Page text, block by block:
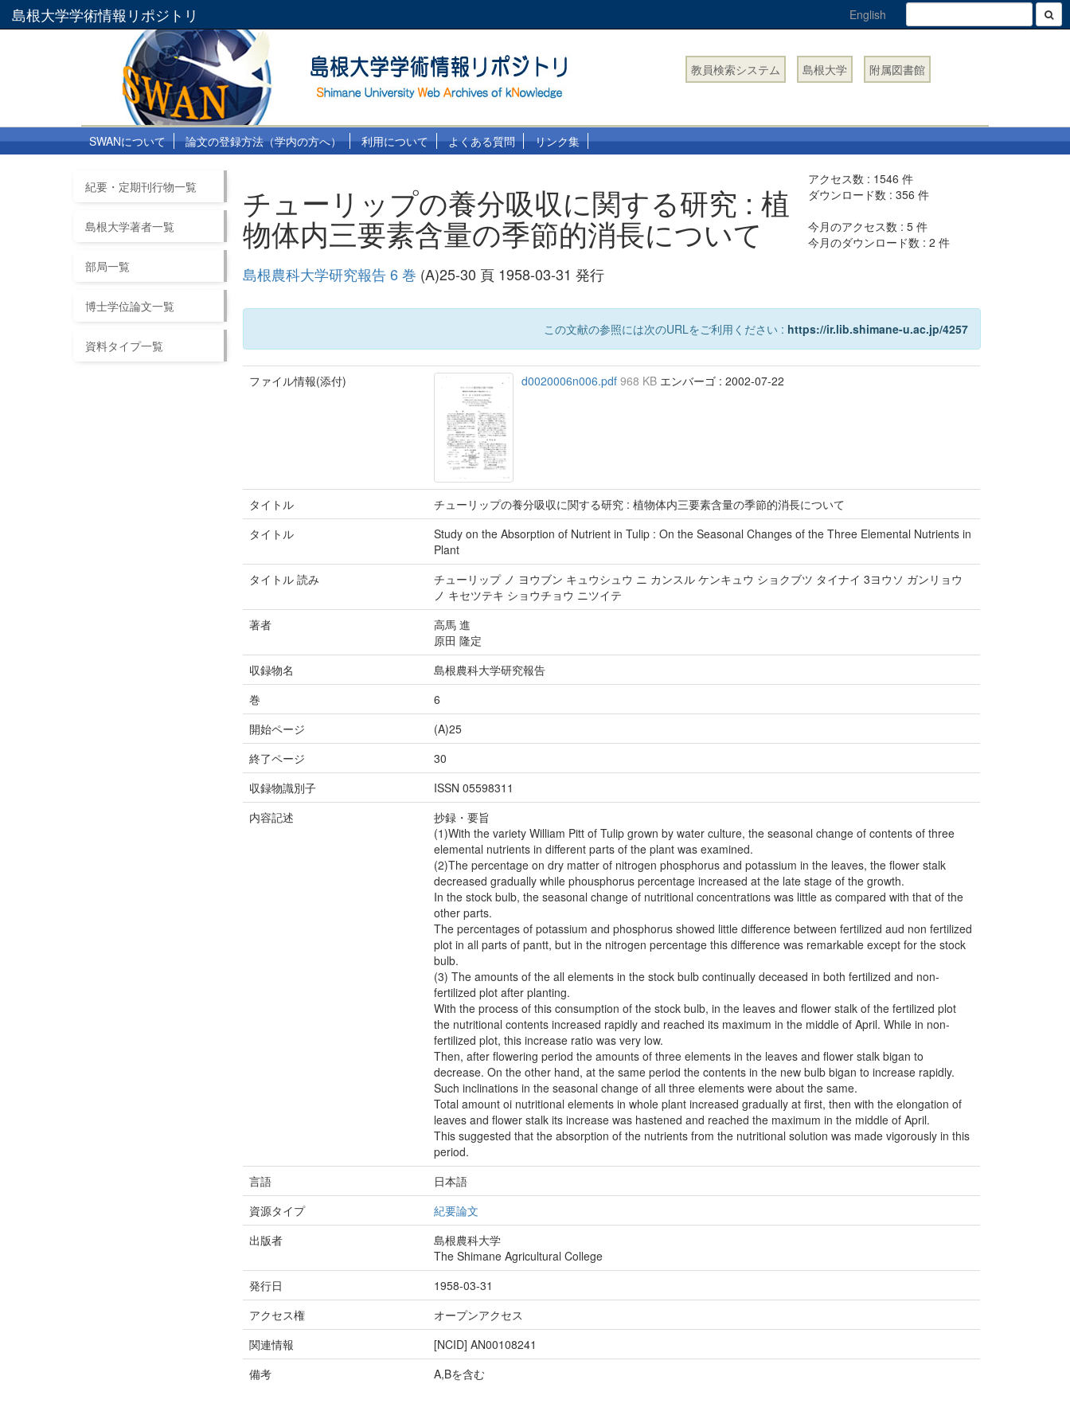
島根大学学術情報リポジトリ English
教員検索システム 島根大学 附属図書館
SWANについて 論文の登録方法（学内の方へ） 利用について よくある質問 リンク集
紀要・定期刊行物一覧
島根大学著者一覧
部局一覧
博士学位論文一覧
資料タイプ一覧
チューリップの養分吸収に関する研究 : 植
物体内三要素含量の季節的消長について
島根農科大学研究報告 6 巻 (A)25-30 頁 1958-03-31 発行
アクセス数 : 1546 件
ダウンロード数 :356 件
今月のアクセス数 :5 件
今月のダウンロード数 :2 件
この文献の参照には次のURLをご利用ください : https://ir.lib.shimane-u.ac.jp/4257
ファイル情報(添付) d0020006n006.pdf968 KB エンバーゴ : 2002-07-22
タイトル
チューリップの養分吸収に関する研究 : 植物体内三要素含量の季節的消長について
タイトル
Study on the Absorption of Nutrient in Tulip : On the Seasonal Changes of the Three Elemental Nutrients in
Plant
タイトル 読み
チューリップ ノ ヨウブン キュウシュウ ニ カンスル ケンキュウ ショクブツ タイナイ 3ヨウソ ガンリョウ
ノ キセツテキ ショウチョウ ニツイテ
著者
高馬 進
原田 隆定
収録物名
島根農科大学研究報告
巻
6
開始ページ
(A)25
終了ページ
30
収録物識別子
ISSN 05598311
内容記述
抄録・要旨
(1)With the variety William Pitt of Tulip grown by water culture, the seasonal change of contents of three
elemental nutrients in different parts of the plant was examined.
(2)The percentage on dry matter of nitrogen phosphorus and potassium in the leaves, the flower stalk
decreased gradually while phousphorus percentage increased at the late stage of the growth.
In the stock bulb, the seasonal change of nutritional concentrations was little as compared with that of the
other parts.
The percentages of potassium and phosphorus showed little difference between fertilized aud non fertilized
plot in all parts of pantt, but in the nitrogen percentage this difference was remarkable except for the stock
bulb.
(3) The amounts of the all elements in the stock bulb continually deceased in both fertilized and non-
fertilized plot after planting.
With the process of this consumption of the stock bulb, in the leaves and flower stalk of the fertilized plot
the nutritional contents increased rapidly and reached its maximum in the middle of April. While in non-
fertilized plot, this increase ratio was very low.
Then, after flowering period the amounts of three elements in the leaves and flower stalk bigan to
decrease. On the other hand, at the same period the contents in the new bulb bigan to increase rapidly.
Such inclinations in the seasonal change of all three elements were about the same.
Total amount oi nutritional elements in whole plant increased gradually at first, then with the elongation of
leaves and flower stalk its increase was hastened and reached the maximum in the middle of April.
This suggested that the absorption of the nutrients from the nutritional solution was made vigorously in this
period.
言語
日本語
資源タイプ
紀要論文
出版者
島根農科大学
The Shimane Agricultural College
発行日
1958-03-31
アクセス権
オープンアクセス
関連情報
[NCID] AN00108241
備考
A,Bを含む